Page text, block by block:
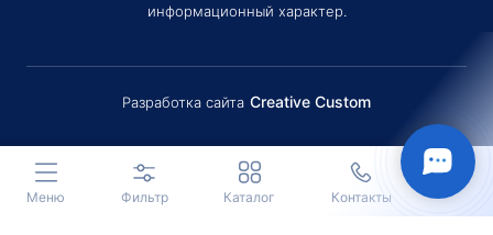
информационный характер.
Разработка сайта Creative Custom
Меню Фильтр Каталог Контакты